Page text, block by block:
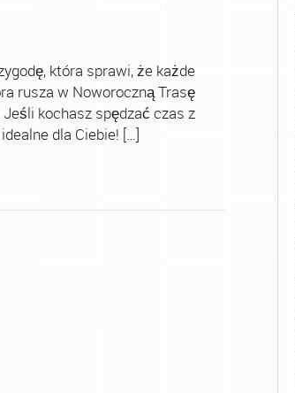
która sprawi, że każde
rusza w Noworoczną Trasę
kochasz spędzać czas z
dla Ciebie! […]